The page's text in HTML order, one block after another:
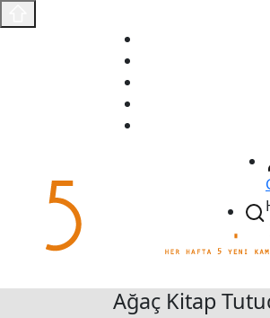
Ağaç Kitap